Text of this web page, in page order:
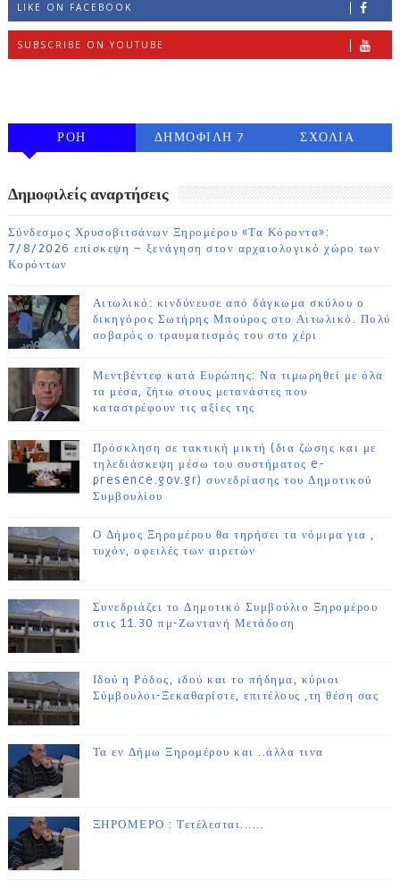
LIKE ON FACEBOOK
SUBSCRIBE ON YOUTUBE
ΡΟΗ
ΔΗΜΟΦΙΛΗ 7
ΣΧΟΛΙΑ
Δημοφιλείς αναρτήσεις
Σύνδεσμος Χρυσοβιτσάνων Ξηρομέρου «Τα Κόροντα»:
7/8/2026 επίσκεψη – ξενάγηση στον αρχαιολογικό χώρο των
Κορόντων
Αιτωλικό: κινδύνευσε από δάγκωμα σκύλου ο
δικηγόρος Σωτήρης Μπούρος στο Αιτωλικό. Πολύ
σοβαρός ο τραυματισμός του στο χέρι
Μεντβέντεφ κατά Ευρώπης: Να τιμωρηθεί με όλα
τα μέσα, ζήτω στους μετανάστες που
καταστρέφουν τις αξίες της
Πρόσκληση σε τακτική μικτή (δια ζώσης και με
τηλεδιάσκεψη μέσω του συστήματος e-
presence.gov.gr) συνεδρίασης του Δημοτικού
Συμβουλίου
Ο Δήμος Ξηρομέρου θα τηρήσει τα νόμιμα για ,
τυχόν, οφειλές των αιρετών
Συνεδριάζει το Δημοτικό Συμβούλιο Ξηρομέρου
στις 11.30 πμ-Ζωντανή Μετάδοση
Ιδού η Ρόδος, ιδού και το πήδημα, κύριοι
Σύμβουλοι-Ξεκαθαρίστε, επιτέλους ,τη θέση σας
Τα εν Δήμω Ξηρομέρου και ..άλλα τινα
ΞΗΡΟΜΕΡΟ : Τετέλεσται......